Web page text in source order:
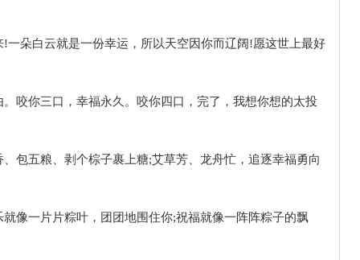
一朵白云就是一份幸运，所以天空因你而辽阔!愿这世上最好
咬你三口，幸福永久。咬你四口，完了，我想你想的太投
包五粮、剥个棕子裹上糖;艾草芳、龙舟忙，追逐幸福勇向
像一片片粽叶，团团地围住你;祝福就像一阵阵粽子的飘